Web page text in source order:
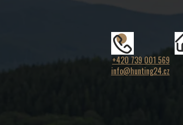
+420 739 001 569
info@hunting24.cz